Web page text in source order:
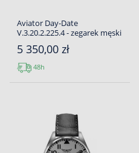
Aviator Day-Date
V.3.20.2.225.4 - zegarek męski
5 350,00 zł
48h